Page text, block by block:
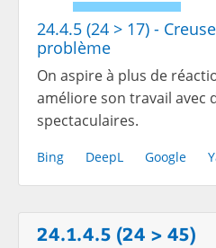
24.4.5 (24 > 17) -
problème
On aspire à plus de
améliore son travail avec
spectaculaires.
Bing DeepL Google
24.1.4.5 (24 > 45)